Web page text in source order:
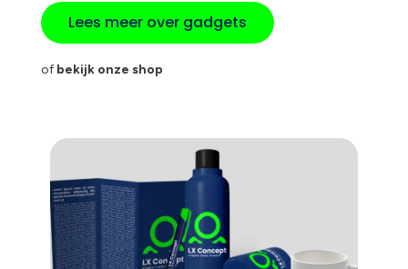
Lees meer over gadgets
ofbekijk onze shop